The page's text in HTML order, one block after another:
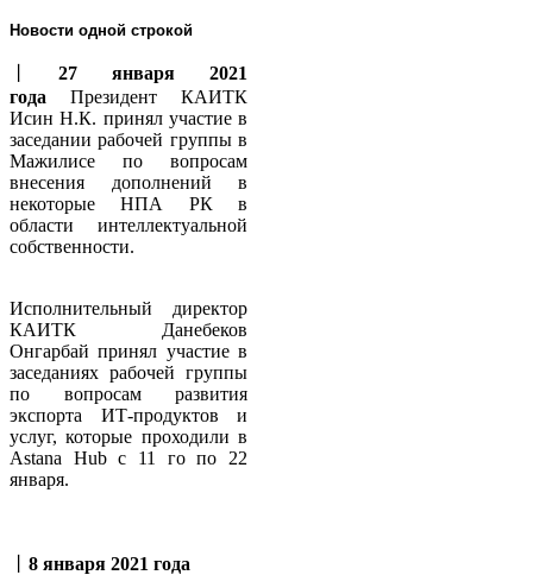
Новости одной строкой
27 января 2021
года Президент КАИТК
Исин Н.К. принял участие в
заседании рабочей группы в
Мажилисе по вопросам
внесения дополнений в
некоторые НПА РК в
области интеллектуальной
собственности.
Исполнительный директор
КАИТК Данебеков
Онгарбай принял участие в
заседаниях рабочей группы
по вопросам развития
экспорта ИТ-продуктов и
услуг, которые проходили в
Аstana Hub с 11 го по 22
января.
8 января 2021 года